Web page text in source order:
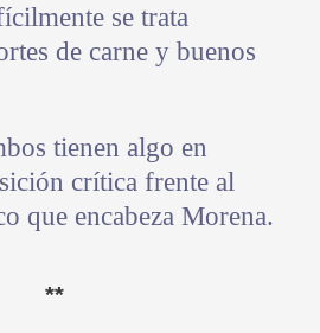
se trata
de carne y buenos
tienen algo en
crítica frente al
que encabeza Morena.
**